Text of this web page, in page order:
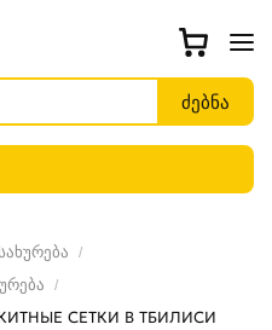
СЕТКИ В ТБИЛИСИ